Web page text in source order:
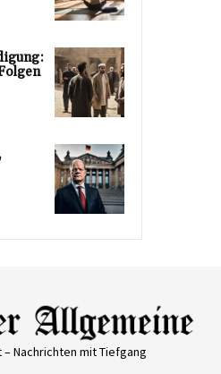
Nachrichten mit Tiefgang